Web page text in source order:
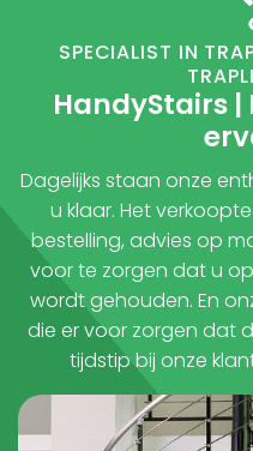
SPECIALIST IN
HandyStairs |
Dagelijks staan onze
u klaar. Het
bestelling, advies op
voor te zorgen dat u
wordt gehouden. En
die er voor zorgen dat
tijdstip bij onze